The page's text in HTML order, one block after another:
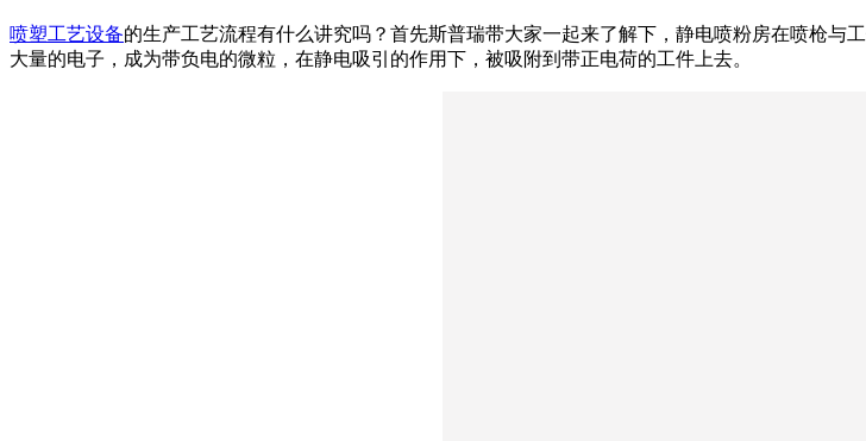
喷塑工艺设备的生产工艺流程有什么讲究吗？首先斯普瑞带大家一起来了解下，静电喷粉房在喷枪
大量的电子，成为带负电的微粒，在静电吸引的作用下，被吸附到带正电荷的工件上去。